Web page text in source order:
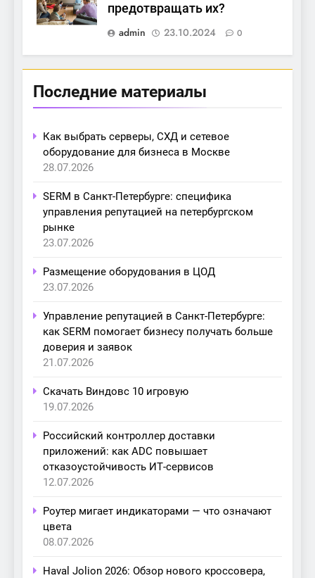
предотвращать их?
admin
23.10.2024 0
Последние материалы
Как выбрать серверы, СХД и сетевое
оборудование для бизнеса в Москве
28.07.2026
SERM в Санкт-Петербурге: специфика
управления репутацией на петербургском
рынке
23.07.2026
Размещение оборудования в ЦОД
23.07.2026
Управление репутацией в Санкт-Петербурге:
как SERM помогает бизнесу получать больше
доверия и заявок
21.07.2026
Скачать Виндовс 10 игровую
19.07.2026
Российский контроллер доставки
приложений: как ADC повышает
отказоустойчивость ИТ-сервисов
12.07.2026
Роутер мигает индикаторами — что означают
цвета
08.07.2026
Haval Jolion 2026: Обзор нового кроссовера,